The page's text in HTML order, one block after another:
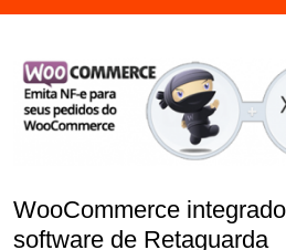
WooCommerce
software de Retaguarda